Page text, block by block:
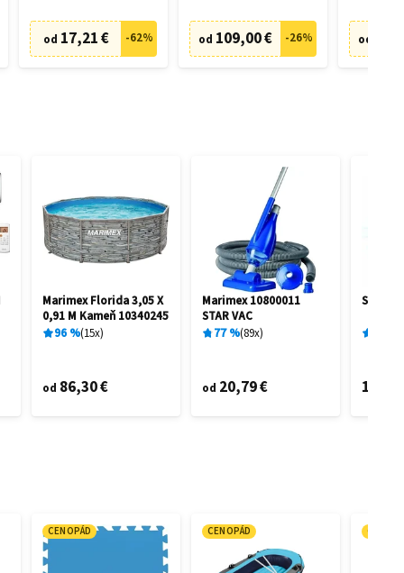
od 17,21 € -62% od 109,00 € -26% od
Marimex Florida 3,05 X
0,91 M Kameň 10340245
96 % 15x
od 86,30 €
Marimex 10800011
STAR VAC
77% 89x
od 20,79 €
Sencor
CENOPÁD CENOPÁD